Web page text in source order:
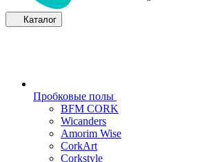
Каталог
Пробковые полы
BFM CORK
Wicanders
Amorim Wise
CorkArt
Corkstyle